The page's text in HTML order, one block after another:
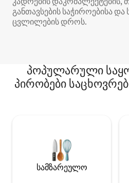
განთავსების საჭიროებისა
ცვლილების დროს.
პოპულარული
პირობები
სამზარეულო